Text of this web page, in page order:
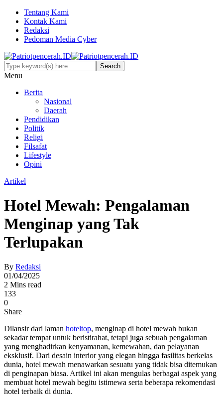
Tentang Kami
Kontak Kami
Redaksi
Pedoman Media Cyber
Menu
Berita
Nasional
Daerah
Pendidikan
Politik
Religi
Filsafat
Lifestyle
Opini
Artikel
Hotel Mewah: Pengalaman
Menginap yang Tak
Terlupakan
By Redaksi
01/04/2025
2 Mins read
133
0
Share
Dilansir dari laman hoteltop, menginap di hotel mewah bukan
sekadar tempat untuk beristirahat, tetapi juga sebuah pengalaman
yang menghadirkan kenyamanan, kemewahan, dan pelayanan
eksklusif. Dari desain interior yang elegan hingga fasilitas berkelas
dunia, hotel mewah menawarkan sesuatu yang tidak bisa ditemukan
di penginapan biasa. Artikel ini akan mengulas berbagai aspek yang
membuat hotel mewah begitu istimewa serta beberapa rekomendasi
hotel terbaik di dunia.